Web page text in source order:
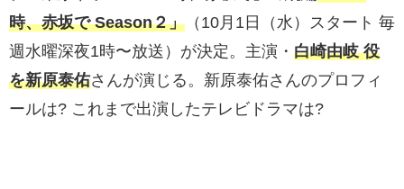
時、赤坂で Season２」 （10月1日（水）スタート 毎
週水曜深夜1時〜放送）が決定。主演・ 白崎由岐 役
を新原泰佑さんが演じる。新原泰佑さんのプロフィ
ールは? これまで出演したテレビドラマは?